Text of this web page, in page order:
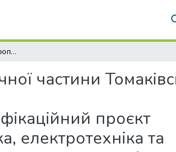
Реконструкція електропостачання північної частини Томаківського району Дніпропетровської області (21ЕЕД.9683858.06.25.000000ПЗ) : кваліфікаційний проєкт бакалавра : спец. 141 Електроенергетика, електротехніка та електромеханіка ОПП «Електроенергетика, електротехніка та електромеханіка»
частини
проєкт
електротехніка та